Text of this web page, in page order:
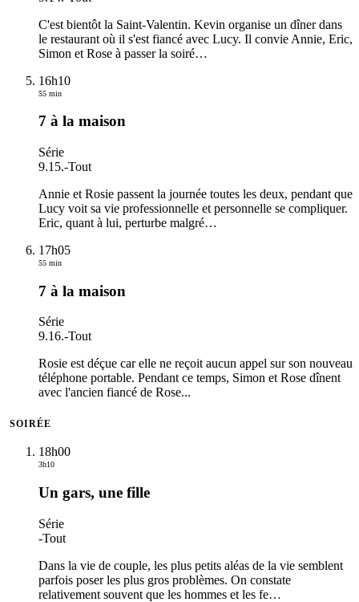
C'est bientôt la Saint-Valentin. Kevin organise un dîner dans
le restaurant où il s'est fiancé avec Lucy. Il convie Annie, Eric,
Simon et Rose à passer la soiré…
16h10
55 min
7 à la maison
Série
9.15.-Tout
Annie et Rosie passent la journée toutes les deux, pendant que
Lucy voit sa vie professionnelle et personnelle se compliquer.
Eric, quant à lui, perturbe malgré…
17h05
55 min
7 à la maison
Série
9.16.-Tout
Rosie est déçue car elle ne reçoit aucun appel sur son nouveau
téléphone portable. Pendant ce temps, Simon et Rose dînent
avec l'ancien fiancé de Rose...
SOIRÉE
18h00
3h10
Un gars, une fille
Série
-Tout
Dans la vie de couple, les plus petits aléas de la vie semblent
parfois poser les plus gros problèmes. On constate
relativement souvent que les hommes et les fe…